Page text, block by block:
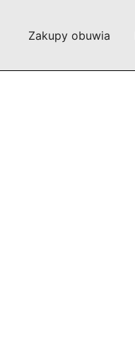
Zakupy obuwia